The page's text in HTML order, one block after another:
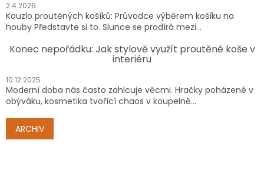
2.4.2026
Kouzlo proutěných košíků: Průvodce výběrem košíku na
houby Představte si to. Slunce se prodírá mezi...
Konec nepořádku: Jak stylově využít proutěné koše v
interiéru
10.12.2025
Moderní doba nás často zahlcuje věcmi. Hračky poházené v
obýváku, kosmetika tvořící chaos v koupelně...
ARCHIV